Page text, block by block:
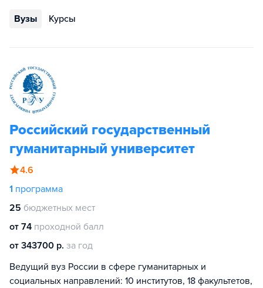
Вузы Курсы
Российский государственный
гуманитарный университет
4.6
1 программа
25 бюджетных мест
от 74 проходной балл
от 343700 р. за год
Ведущий вуз России в сфере гуманитарных и
социальных направлений: 10 институтов, 18 факультетов,